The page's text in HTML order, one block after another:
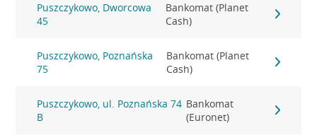
Puszczykowo, Dworcowa
45
Bankomat (Planet
Cash)
Puszczykowo, Poznańska
75
Bankomat (Planet
Cash)
Puszczykowo, ul. Poznańska 74
B
Bankomat
(Euronet)